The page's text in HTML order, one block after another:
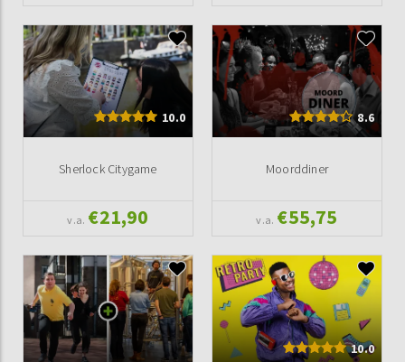
10.0
Sherlock Citygame
v.a. €21,90
8.6
Moorddiner
v.a. €55,75
10.0